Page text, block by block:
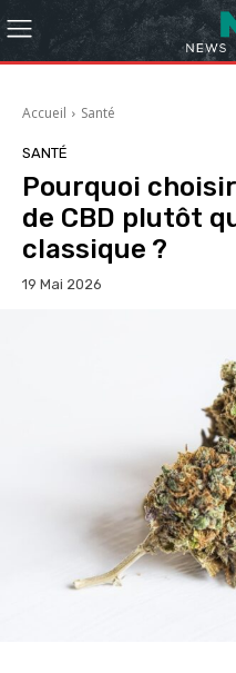
Accueil Santé
SANTÉ
Pourquoi
de CBD plutôt
classique ?
19 Mai 2026